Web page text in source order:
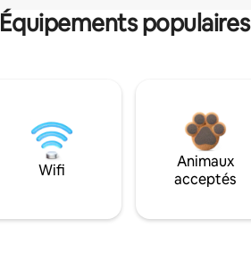
Équipements
Wifi
Animaux
acceptés